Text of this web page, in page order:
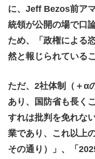
に、Jeff Bezos前ア
統領が公開の場で口
ため、「政権による
然と報じられている
ただ、2社体制（＋α
あり、国防省も長く
すれは批判を免れな
業であり、これ以上
その通り）」、「